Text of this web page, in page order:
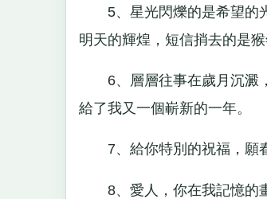
5、星光閃爍的是希望的光
明天的輝煌，短信捎去的是
6、層層往事在歲月沉澱，
給了我又一個嶄新的一年。
7、給你特別的祝福，願春
8、愛人，你在我記憶的畫